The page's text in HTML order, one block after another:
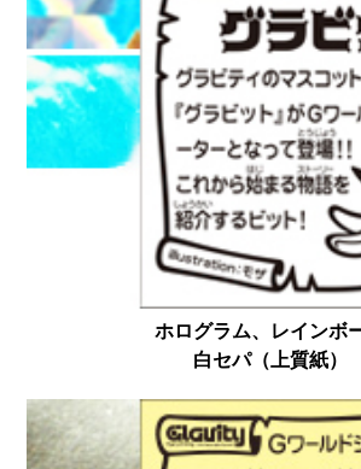
ホログラム、レインボ
白セパ（上質紙）